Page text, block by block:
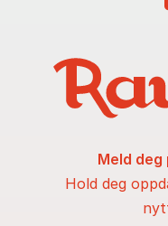
Meld
Hold deg